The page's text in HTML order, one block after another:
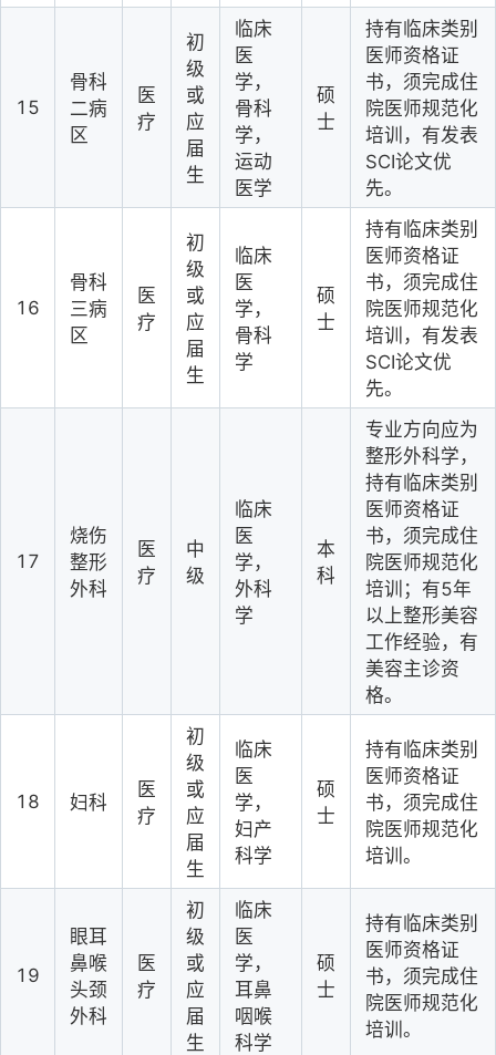
15
骨科
二病
区
医
疗
初
级
或
应
届
生
临床
医
学，
骨科
学，
运动
医学
硕
士
持有临床类别
医师资格证
书，须完成住
院医师规范化
培训，有发表
SCI论文优
先。
16
骨科
三病
区
医
疗
初
级
或
应
届
生
临床
医
学，
骨科
学
硕
士
持有临床类别
医师资格证
书，须完成住
院医师规范化
培训，有发表
SCI论文优
先。
17
烧伤
整形
外科
医
疗
中
级
临床
医
学，
外科
学
本
科
专业方向应为
整形外科学，
持有临床类别
医师资格证
书，须完成住
院医师规范化
培训；有5年
以上整形美容
工作经验，有
美容主诊资
格。
18 妇科
医
疗
初
级
或
应
届
生
临床
医
学，
妇产
科学
硕
士
持有临床类别
医师资格证
书，须完成住
院医师规范化
培训。
19
眼耳
鼻喉
头颈
外科
医
疗
初
级
或
应
届
生
临床
医
学，
耳鼻
咽喉
科学
硕
士
持有临床类别
医师资格证
书，须完成住
院医师规范化
培训。